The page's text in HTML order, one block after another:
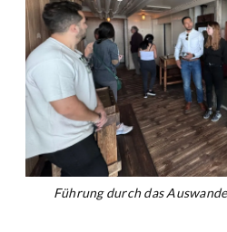
Führung durch das